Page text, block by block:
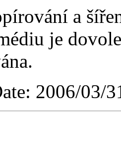
a
je
2006/03/